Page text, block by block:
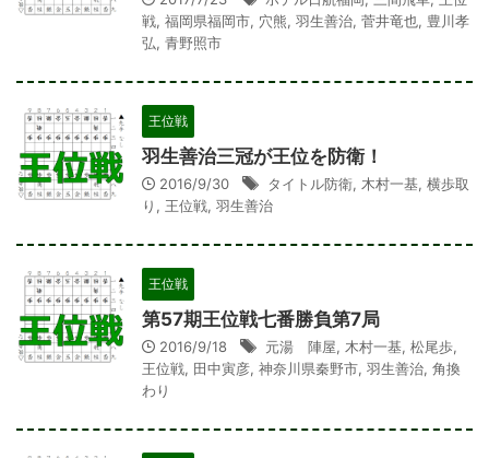
戦, 福岡県福岡市, 穴熊, 羽生善治, 菅井竜也, 豊川孝
弘, 青野照市
王位戦
羽生善治三冠が王位を防衛！
2016/9/30 タイトル防衛, 木村一基, 横歩取
り , 王位戦, 羽生善治
王位戦
第57期王位戦七番勝負第7局
2016/9/18 元湯 陣屋, 木村一基, 松尾歩,
王位戦, 田中寅彦, 神奈川県秦野市, 羽生善治, 角換
わり